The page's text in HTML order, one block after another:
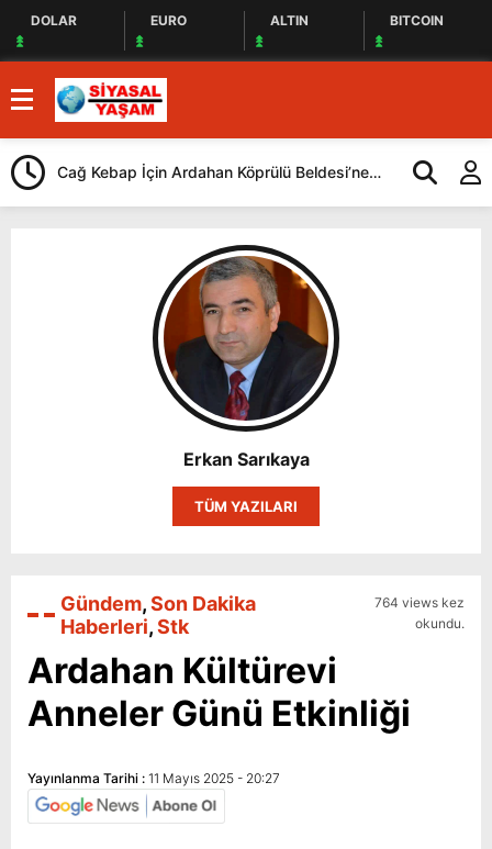
DOLAR EURO ALTIN BITCOIN
Cağ Kebap İçin Ardahan Köprülü Beldesi’ne
Geliyorlar
CHP,
Yaptı
Erkan Sarıkaya
TÜM YAZILARI
Gündem,Son Dakika
Haberleri,Stk
764 views kez
okundu.
Ardahan Kültürevi
Anneler Günü Etkinliği
Yayınlanma Tarihi : 11 Mayıs 2025 - 20:27